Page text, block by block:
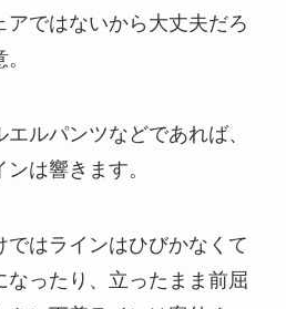
アではないから大丈夫だろ
ルパンツなどであれば、
は響きます。
はラインはひびかなくて
なったり、立ったまま前屈